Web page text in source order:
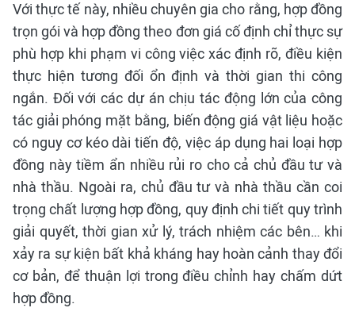
Với thực tế này, nhiều chuyên gia cho rằng, hợp đồng
trọn gói và hợp đồng theo đơn giá cố định chỉ thực sự
phù hợp khi phạm vi công việc xác định rõ, điều kiện
thực hiện tương đối ổn định và thời gian thi công
ngắn. Đối với các dự án chịu tác động lớn của công
tác giải phóng mặt bằng, biến động giá vật liệu hoặc
có nguy cơ kéo dài tiến độ, việc áp dụng hai loại hợp
đồng này tiềm ẩn nhiều rủi ro cho cả chủ đầu tư và
nhà thầu. Ngoài ra, chủ đầu tư và nhà thầu cần coi
trọng chất lượng hợp đồng, quy định chi tiết quy trình
giải quyết, thời gian xử lý, trách nhiệm các bên… khi
xảy ra sự kiện bất khả kháng hay hoàn cảnh thay đổi
cơ bản, để thuận lợi trong điều chỉnh hay chấm dứt
hợp đồng.